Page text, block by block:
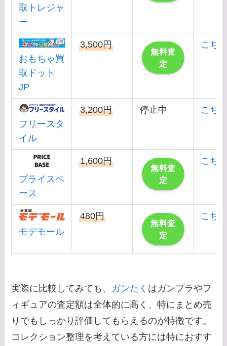
取トレジャ
ー
おもちゃ買
取ドット
JP
3,500円
無料査
定
こち
フリースタ
イル
3,200円 停止中 こち
プライスベ
ース
1,600円
無料査
定
こち
モデモール
480円
無料査
定
こち
実際に比較してみても、 ガンたく はガンプラやフ
ィギュアの査定額は全体的に高く、特にまとめ売
りでもしっかり評価してもらえるのが特徴です。
コレクション整理を考えている方には特におすす